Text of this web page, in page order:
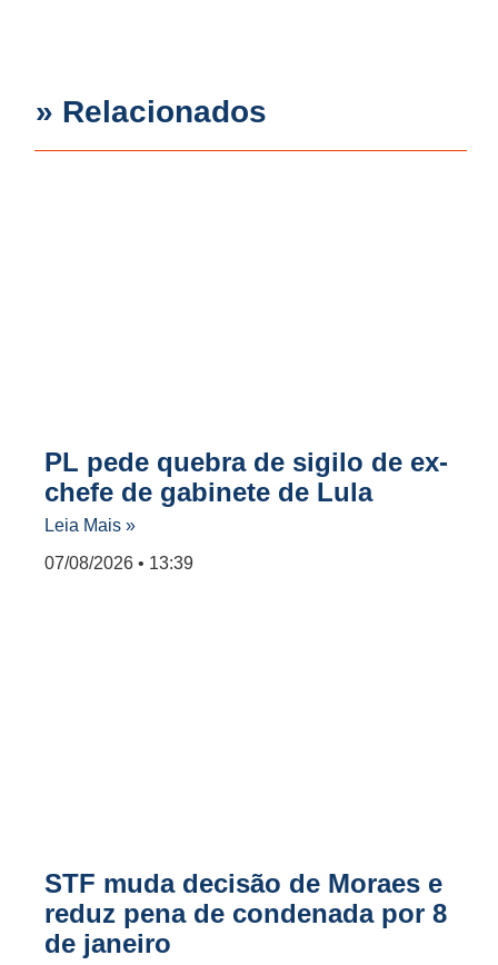
» Relacionados
PL pede quebra de sigilo de ex-
chefe de gabinete de Lula
Leia Mais »
07/08/2026
13:39
STF muda decisão de Moraes e
reduz pena de condenada por 8
de janeiro